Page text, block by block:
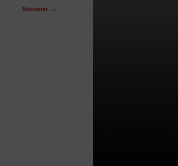
Nächster →